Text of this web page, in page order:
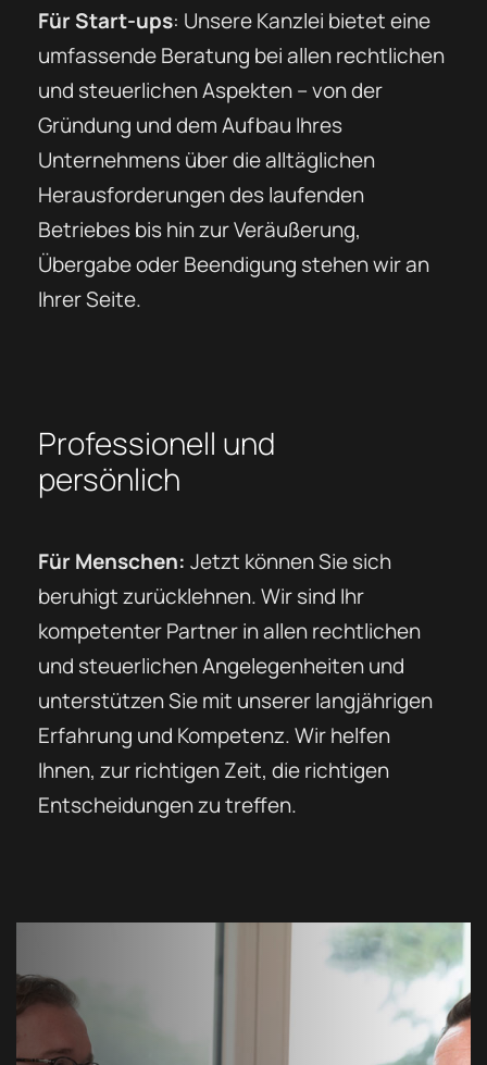
Für Start-ups: Unsere Kanzlei bietet eine
umfassende Beratung bei allen rechtlichen
und steuerlichen Aspekten – von der
Gründung und dem Aufbau Ihres
Unternehmens über die alltäglichen
Herausforderungen des laufenden
Betriebes bis hin zur Veräußerung,
Übergabe oder Beendigung stehen wir an
Ihrer Seite.
Professionell und
persönlich
Für Menschen: Jetzt können Sie sich
beruhigt zurücklehnen. Wir sind Ihr
kompetenter Partner in allen rechtlichen
und steuerlichen Angelegenheiten und
unterstützen Sie mit unserer langjährigen
Erfahrung und Kompetenz. Wir helfen
Ihnen, zur richtigen Zeit, die richtigen
Entscheidungen zu treffen.